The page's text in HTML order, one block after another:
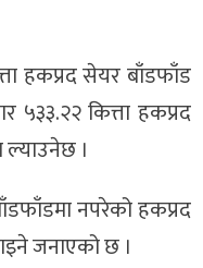
हकप्रद सेयर बाँडफाँड
कित्ता हकप्रद
ल्याउनेछ ।
नपरेको हकप्रद
जनाएको छ ।